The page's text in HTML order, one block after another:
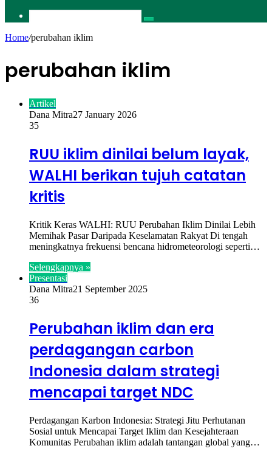
Pencarian
Home/perubahan iklim
perubahan iklim
Artikel
Dana Mitra27 January 2026
35
RUU iklim dinilai belum layak,
WALHI berikan tujuh catatan
kritis
Kritik Keras WALHI: RUU Perubahan Iklim Dinilai Lebih
Memihak Pasar Daripada Keselamatan Rakyat Di tengah
meningkatnya frekuensi bencana hidrometeorologi seperti…
Selengkapnya »
Presentasi
Dana Mitra21 September 2025
36
Perubahan iklim dan era
perdagangan carbon
Indonesia dalam strategi
mencapai target NDC
Perdagangan Karbon Indonesia: Strategi Jitu Perhutanan
Sosial untuk Mencapai Target Iklim dan Kesejahteraan
Komunitas Perubahan iklim adalah tantangan global yang…